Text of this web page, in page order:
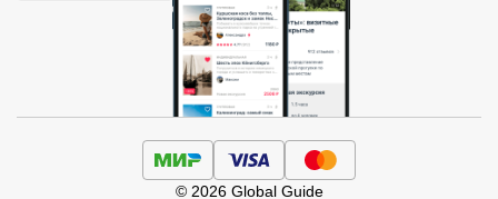
© 2026 Global Guide